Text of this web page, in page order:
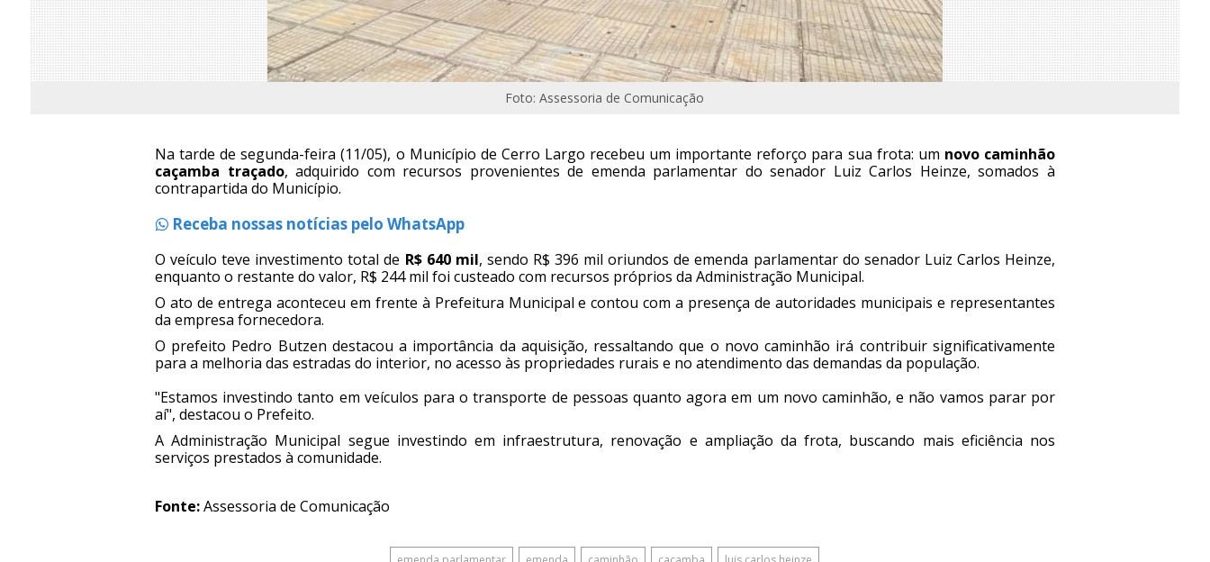
Foto: Assessoria de Comunicação
Na tarde de segunda-feira (11/05), o Município de Cerro Largo recebeu um importante reforço para sua frota: um novo caminhão
caçamba traçado, adquirido com recursos provenientes de emenda parlamentar do senador Luiz Carlos Heinze, somados à
contrapartida do Município.
Receba nossas notícias pelo WhatsApp
O veículo teve investimento total de R$ 640 mil, sendo R$ 396 mil oriundos de emenda parlamentar do senador Luiz Carlos Heinze,
enquanto o restante do valor, R$ 244 mil foi custeado com recursos próprios da Administração Municipal.
O ato de entrega aconteceu em frente à Prefeitura Municipal e contou com a presença de autoridades municipais e representantes
da empresa fornecedora.
O prefeito Pedro Butzen destacou a importância da aquisição, ressaltando que o novo caminhão irá contribuir significativamente
para a melhoria das estradas do interior, no acesso às propriedades rurais e no atendimento das demandas da população.
"Estamos investindo tanto em veículos para o transporte de pessoas quanto agora em um novo caminhão, e não vamos parar por
aí", destacou o Prefeito.
A Administração Municipal segue investindo em infraestrutura, renovação e ampliação da frota, buscando mais eficiência nos
serviços prestados à comunidade.
Fonte:Assessoria de Comunicação